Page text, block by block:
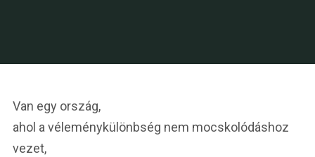
Van egy ország,
ahol a véleménykülönbség nem mocskolódáshoz
vezet,